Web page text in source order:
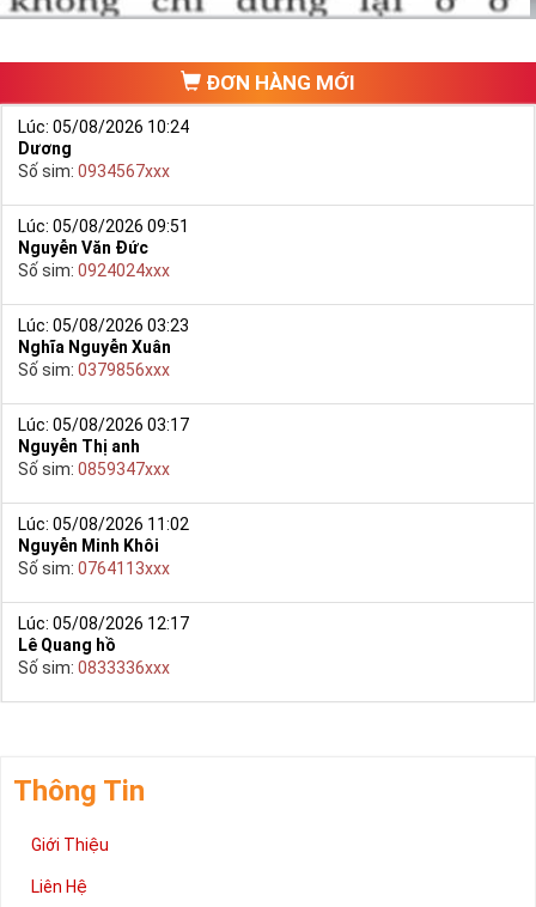
ĐƠN HÀNG MỚI
Lúc: 05/08/2026 10:24
Dương
Số sim: 0934567xxx
Lúc: 05/08/2026 09:51
Nguyễn Văn Đức
Số sim: 0924024xxx
Lúc: 05/08/2026 03:23
Nghĩa Nguyễn Xuân
Số sim: 0379856xxx
Lúc: 05/08/2026 03:17
Nguyễn Thị anh
Số sim: 0859347xxx
Lúc: 05/08/2026 11:02
Nguyễn Minh Khôi
Số sim: 0764113xxx
Lúc: 05/08/2026 12:17
Lê Quang hồ
Số sim: 0833336xxx
Thông Tin
Giới Thiệu
Liên Hệ